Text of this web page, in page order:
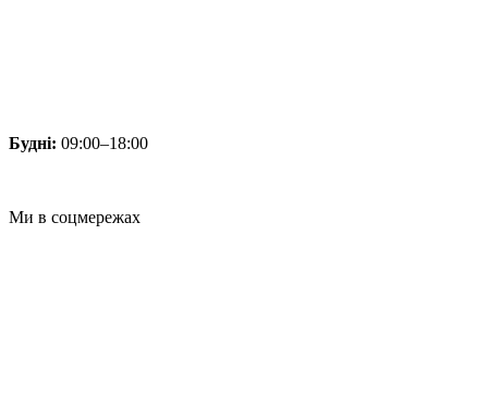
Будні: 09:00–18:00
Ми в соцмережах